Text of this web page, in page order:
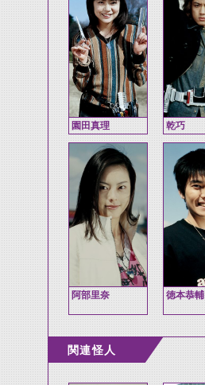
園田真理 乾巧
阿部里奈 徳本恭輔
関連怪人